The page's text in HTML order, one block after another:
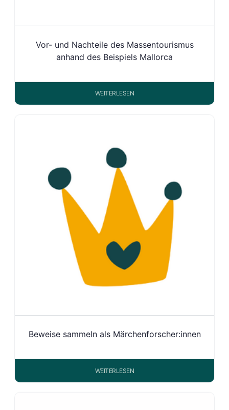
Vor- und Nachteile des Massentourismus
anhand des Beispiels Mallorca
WEITERLESEN
Beweise sammeln als Märchenforscher:innen
WEITERLESEN